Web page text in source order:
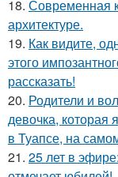
18. Современная
архитектуре.
19. Как видите,
этого
рассказать!
20. Родители и
девочка, которая
в Туапсе, на
21. 25 лет в